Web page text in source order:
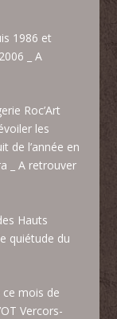
1986 et
_ A
Roc’Art
les
de l’année en
_ A retrouver
Hauts
quiétude du
ce mois de
Vercors-